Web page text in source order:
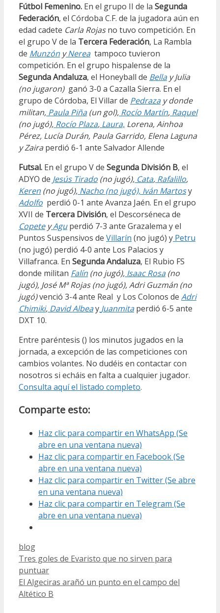
Fútbol Femenino. En el grupo II de la Segunda
Federación, el Córdoba C.F. de la jugadora aún en
edad cadete Carla Rojasno tuvo competición. En
el grupo V de la Tercera Federación, La Rambla
de Munzón y Nerea tampoco tuvieron
competición. En el grupo hispalense de la
Segunda Andaluza, el Honeyball de Bellay Julia
(no jugaron) ganó 3-0 a Cazalla Sierra. En el
grupo de Córdoba, El Villar de Pedrazay donde
militan, Paula Piña(un gol), Rocío Martín, Raquel
(no jugó), Rocío Plaza, Laura, Lorena, Ainhoa
Pérez, Lucía Durán, Paula Garrido, Elena Laguna
y Zaira perdió 6-1 ante Salvador Allende
Futsal. En el grupo V de Segunda División B, el
ADYO de Jesús Tirado (no jugó), Cata, Rafalillo,
Keren (no jugó), Nacho (no jugó), Iván Martosy
Adolfo perdió 0-1 ante Avanza Jaén. En el grupo
XVII de Tercera División, el Descorséneca de
CopeteyAguperdió 7-3 ante Grazalema y el
Puntos Suspensivos de Villarín (no jugó) y Petru
(no jugó) perdió 4-0 ante Los Palacios y
Villafranca. En Segunda Andaluza, El Rubio FS
donde militan Falín (no jugó), Isaac Rosa(no
jugó), José Mª Rojas (no jugó), Adri Guzmán (no
jugó)venció 3-4 ante Real y Los Colonos de Adri
Chimiki, David Albeay Juanmitaperdió 6-5 ante
DXT 10.
Entre paréntesis () los minutos jugados en la
jornada, a excepción de las competiciones con
cambios volantes. No dudéis en contactar con
nosotros si echáis en falta a cualquier jugador.
Consulta aquí el listado completo.
Comparte esto:
Haz clic para compartir en WhatsApp (Se
abre en una ventana nueva)
Haz clic para compartir en Facebook (Se
abre en una ventana nueva)
Haz clic para compartir en Twitter (Se abre
en una ventana nueva)
Haz clic para compartir en Telegram (Se
abre en una ventana nueva)
Categorías
blog
Tres goles de Evaristo que no sirven para
puntuar
El Algeciras arañó un punto en el campo del
Altético B